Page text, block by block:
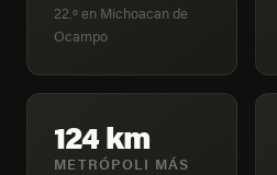
22.º en Michoacan de
Ocampo
124 km
METRÓPOLI MÁS